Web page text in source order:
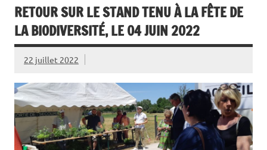
RETOUR SUR LE STAND TENU À LA FÊTE DE
LA BIODIVERSITÉ, LE 04 JUIN 2022
22 juillet 2022